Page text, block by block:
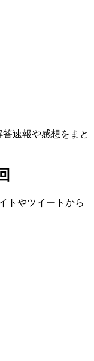
速報や感想をまと
トやツイートから